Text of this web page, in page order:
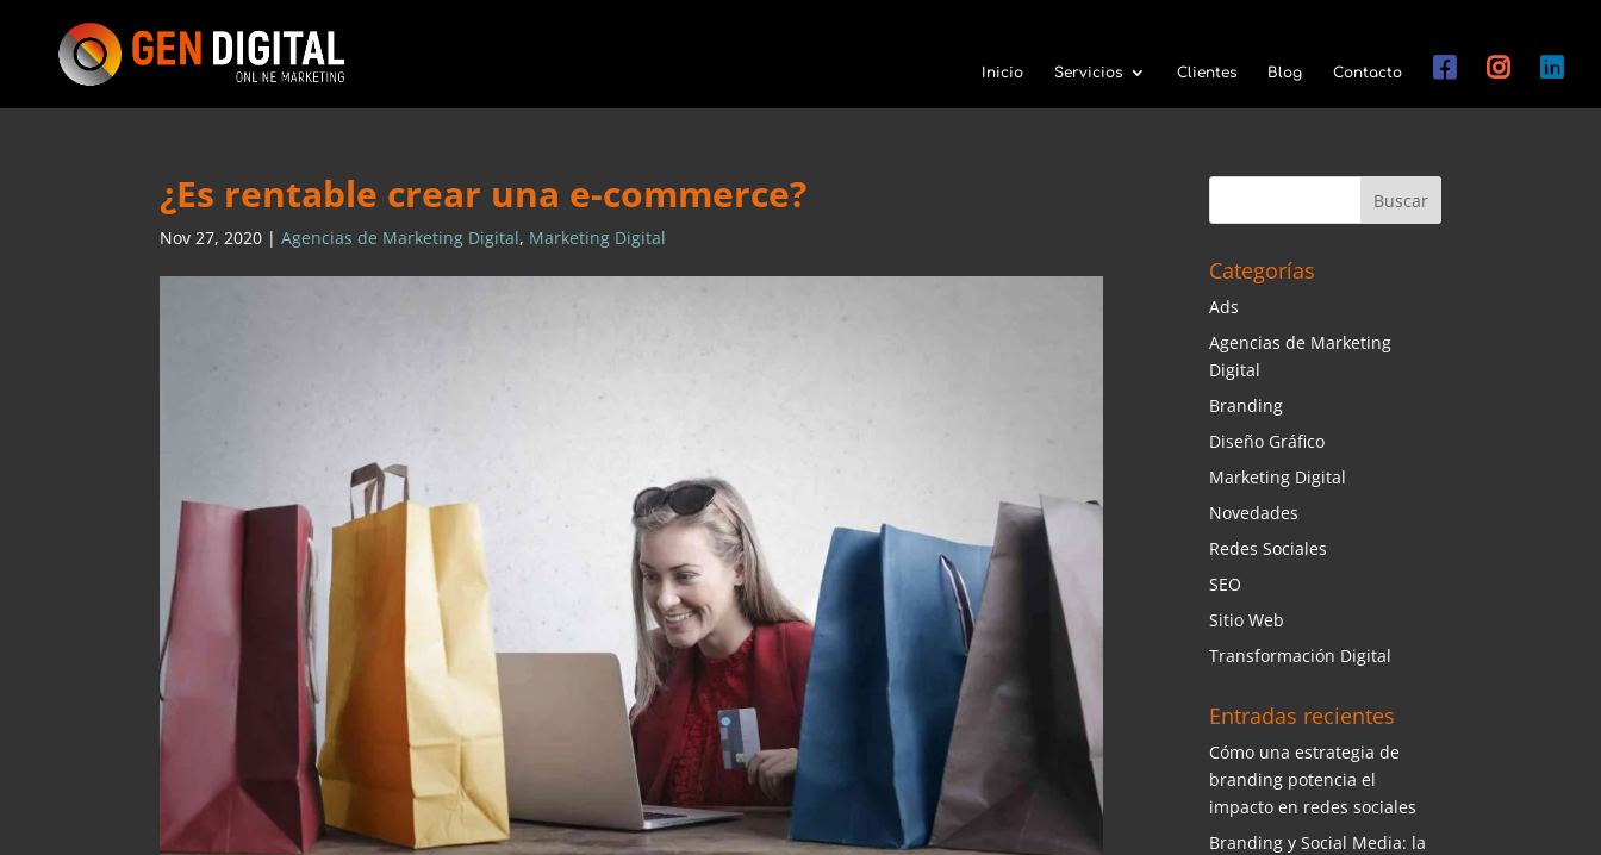
Inicio Servicios Clientes Blog Contacto
¿Es rentable crear una e-commerce?
Nov 27, 2020 |Agencias de Marketing Digital, Marketing Digital
Categorías
Ads
Agencias de Marketing
Digital
Branding
Diseño Gráfico
Marketing Digital
Novedades
Redes Sociales
SEO
Sitio Web
Transformación Digital
Entradas recientes
Cómo una estrategia de
branding potencia el
impacto en redes sociales
Branding y Social Media: la